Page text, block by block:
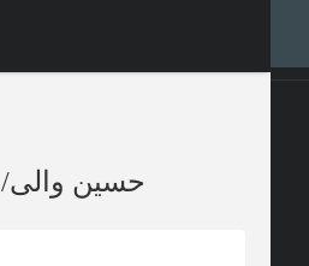
حسین والی/